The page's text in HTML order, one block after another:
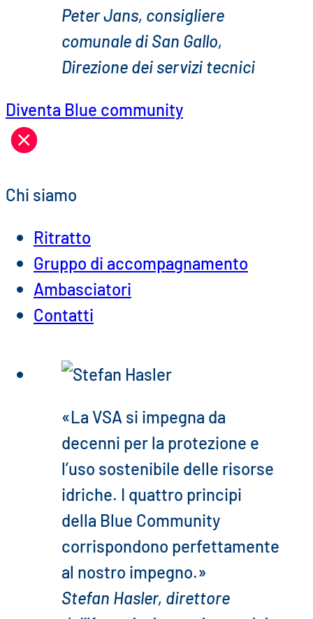
Peter Jans, consigliere
comunale di San Gallo,
Direzione dei servizi tecnici
Diventa Blue community
Chi siamo
Ritratto
Gruppo di accompagnamento
Ambasciatori
Contatti
«La VSA si impegna da
decenni per la protezione e
l’uso sostenibile delle risorse
idriche. I quattro principi
della Blue Community
corrispondono perfettamente
al nostro impegno.»
Stefan Hasler, direttore